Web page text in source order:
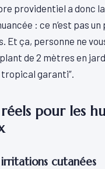
providentiel a donc
: ce n’est pas un
Et ça, personne ne
de 2 mètres en
garanti”.
réels pour les
cutanées